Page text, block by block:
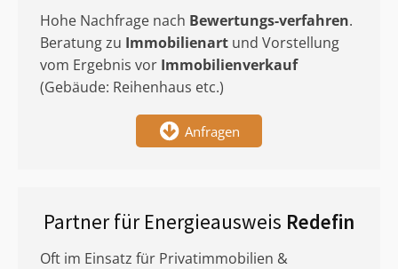
Hohe Nachfrage nach Bewertungs-verfahren.
Beratung zu Immobilienart und Vorstellung
vom Ergebnis vor Immobilienverkauf
(Gebäude: Reihenhaus etc.)
Anfragen
Partner für Energieausweis Redefin
Oft im Einsatz für Privatimmobilien &